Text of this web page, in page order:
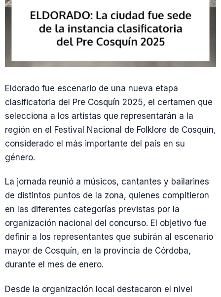
Eldorado fue escenario de una nueva etapa
clasificatoria del Pre Cosquín 2025, el certamen que
selecciona a los artistas que representarán a la
región en el Festival Nacional de Folklore de Cosquín,
considerado el más importante del país en su
género.
La jornada reunió a músicos, cantantes y bailarines
de distintos puntos de la zona, quienes compitieron
en las diferentes categorías previstas por la
organización nacional del concurso. El objetivo fue
definir a los representantes que subirán al escenario
mayor de Cosquín, en la provincia de Córdoba,
durante el mes de enero.
Desde la organización local destacaron el nivel